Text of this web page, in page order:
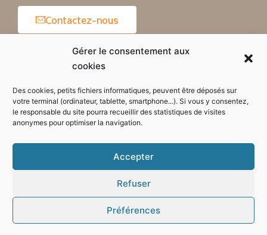
Gérer le consentement aux
cookies
Des cookies, petits fichiers informatiques, peuvent être déposés sur
votre terminal (ordinateur, tablette, smartphone...). Si vous y consentez,
le responsable du site pourra recueillir des statistiques de visites
anonymes pour optimiser la navigation.
Accepter
Refuser
Préférences
Contactez-nous
Horaires d'ouverture de la mairie
Mode sombre :